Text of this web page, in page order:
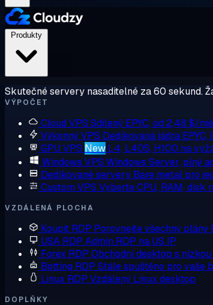
Skutečné servery nasaditelné za 60 sekund.
VÝPOČET
Cloud VPS Sdílený EPYC, od 2,48 $/
Výkonný VPS Dedikovaná jádra EPYC,
GPU VPS New L4, L40S, H100 na
Windows VPS Windows Server, plný
Dedikované servery Bare metal pro
Custom VPS Vyberte CPU, RAM, disk
VZDÁLENÁ PLOCHA
Koupit RDP Porovnejte všechny plány
USA RDP Admin RDP na US IP
Forex RDP Obchodní desktop s
Botting RDP Stále spuštěno pro vaše
Linux RDP Vzdálený Linux desktop
DOPLŇKY